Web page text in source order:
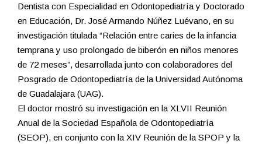
Dentista con Especialidad en Odontopediatría y Doctorado
en Educación, Dr. José Armando Núñez Luévano, en su
investigación titulada “Relación entre caries de la infancia
temprana y uso prolongado de biberón en niños menores
de 72 meses”, desarrollada junto con colaboradores del
Posgrado de Odontopediatría de la Universidad Autónoma
de Guadalajara (UAG).
El doctor mostró su investigación en la XLVII Reunión
Anual de la Sociedad Española de Odontopediatría
(SEOP), en conjunto con la XIV Reunión de la SPOP y la